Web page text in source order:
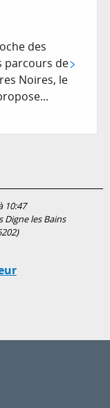
des
parcours de
Noires, le
10:47
Digne les Bains
)